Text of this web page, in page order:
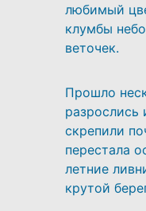
любимый
клумбы
веточек.
Прошло
скрепили
перестала
летние
крутой